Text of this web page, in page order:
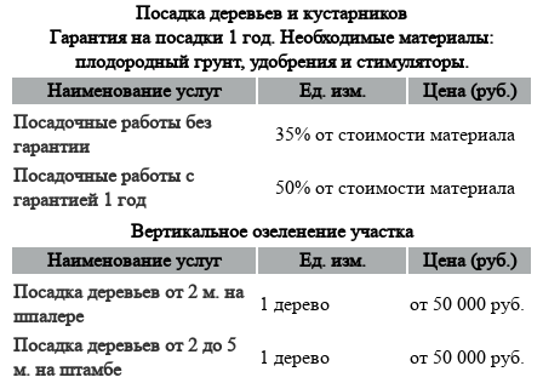
Посадка деревьев и кустарников
Гарантия на посадки 1 год. Необходимые материалы:
плодородный грунт, удобрения и стимуляторы.
Наименование услуг
Ед. изм.
Цена (руб.)
Посадочные работы без
гарантии
35% от стоимости материала
Посадочные работы с
гарантией 1 год
50% от стоимости материала
Вертикальное озеленение участка
Наименование услуг
Ед. изм.
Цена (руб.)
Посадка деревьев от 2 м. на
шпалере
1 дерево
от 50 000 руб.
Посадка деревьев от 2 до 5
м. на штамбе
1 дерево
от 50 000 руб.